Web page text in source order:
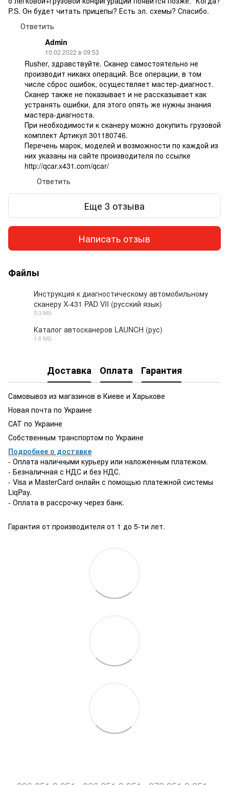
P.S. Он будет читать прицепы? Есть эл. схемы? Спасибо.
Ответить
Admin
10.02.2022 в 09:53
Rusher, здравствуйте. Сканер самостоятельно не
производит никакх операций. Все операции, в том
числе сброс ошибок, осуществляет мастер-диагност.
Сканер также не показывает и не рассказывает как
устранять ошибки, для этого опять же нужны знания
мастера-диагноста.
При необходимости к сканеру можно докупить грузовой
комплект Артикул 301180746.
Перечень марок, моделей и возможности по каждой из
них указаны на сайте производителя по ссылке
http://qcar.x431.com/qcar/
Ответить
Еще 3 отзыва
Написать отзыв
Файлы
Инструкция к диагностическому автомобильному
сканеру X-431 PAD VII (русский язык)
5.3 МБ
Каталог автосканеров LAUNCH (рус)
1.6 МБ
Доставка Оплата Гарантия
Самовывоз из магазинов в Киеве и Харькове
Новая почта по Украине
САТ по Украине
Собственным транспортом по Украине
Подробнее о доставке
- Оплата наличными курьеру или наложенным платежом.
- Безналичная с НДС и без НДС.
- Visa и MasterCard онлайн с помощью платежной системы
LiqPay.
- Оплата в рассрочку через банк.
Гарантия от производителя от 1 до 5-ти лет.